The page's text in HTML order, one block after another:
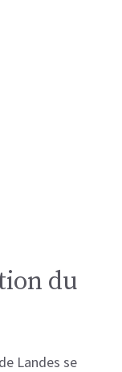
du
Landes se